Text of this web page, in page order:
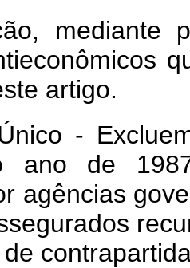
mediante
artigo.
-
ano de
agências